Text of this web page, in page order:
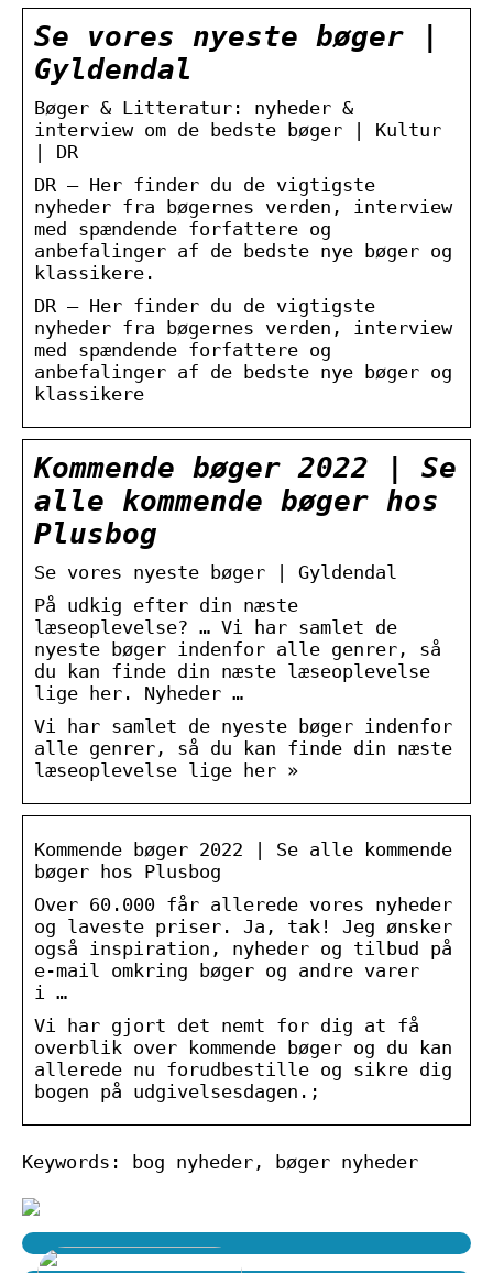
Se vores nyeste bøger |
Gyldendal
Bøger & Litteratur: nyheder &
interview om de bedste bøger | Kultur
| DR
DR – Her finder du de vigtigste
nyheder fra bøgernes verden, interview
med spændende forfattere og
anbefalinger af de bedste nye bøger og
klassikere.
DR – Her finder du de vigtigste
nyheder fra bøgernes verden, interview
med spændende forfattere og
anbefalinger af de bedste nye bøger og
klassikere
Kommende bøger 2022 | Se
alle kommende bøger hos
Plusbog
Se vores nyeste bøger | Gyldendal
På udkig efter din næste
læseoplevelse? … Vi har samlet de
nyeste bøger indenfor alle genrer, så
du kan finde din næste læseoplevelse
lige her. Nyheder …
Vi har samlet de nyeste bøger indenfor
alle genrer, så du kan finde din næste
læseoplevelse lige her »
Kommende bøger 2022 | Se alle kommende
bøger hos Plusbog
Over 60.000 får allerede vores nyheder
og laveste priser. Ja, tak! Jeg ønsker
også inspiration, nyheder og tilbud på
e-mail omkring bøger og andre varer
i …
Vi har gjort det nemt for dig at få
overblik over kommende bøger og du kan
allerede nu forudbestille og sikre dig
bogen på udgivelsesdagen.;
Keywords: bog nyheder, bøger nyheder